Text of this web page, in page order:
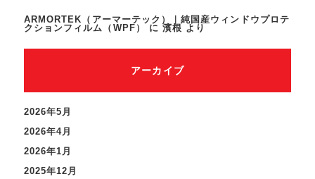
ARMORTEK（アーマーテック）｜純国産ウィンドウプロテ
クションフィルム（WPF）
に 濱根 より
アーカイブ
2026年5月
2026年4月
2026年1月
2025年12月